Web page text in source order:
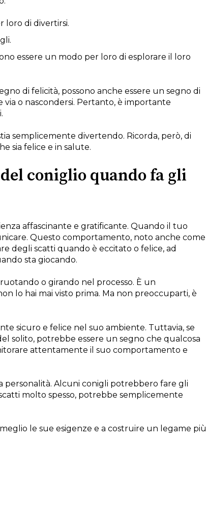
loro di divertirsi.
essere un modo per loro di esplorare il loro
di felicità, possono anche essere un segno di
o nascondersi. Pertanto, è importante
semplicemente divertendo. Ricorda, però, di
sia felice e in salute.
coniglio quando fa gli
affascinante e gratificante. Quando il tuo
Questo comportamento, noto anche come
degli scatti quando è eccitato o felice, ad
sta giocando.
o girando nel processo. È un
lo hai mai visto prima. Ma non preoccuparti, è
sicuro e felice nel suo ambiente. Tuttavia, se
solito, potrebbe essere un segno che qualcosa
attentamente il suo comportamento e
Alcuni conigli potrebbero fare gli
molto spesso, potrebbe semplicemente
le sue esigenze e a costruire un legame più